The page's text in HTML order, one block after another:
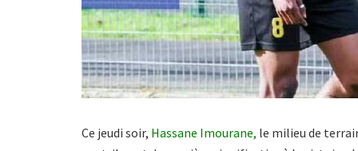
Ce jeudi soir, Hassane Imourane, le milieu de